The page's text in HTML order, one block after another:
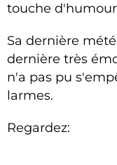
touche
Sa dernière
dernière très
n'a pas pu
larmes.
Regardez: